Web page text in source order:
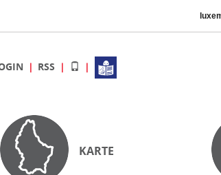
RSS
KARTE